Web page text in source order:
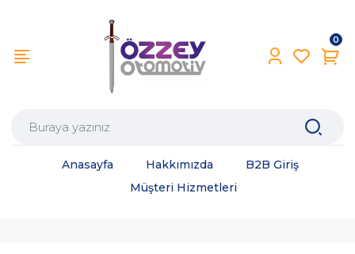
0
Anasayfa Hakkımızda
B2B Giriş
Müşteri Hizmetleri